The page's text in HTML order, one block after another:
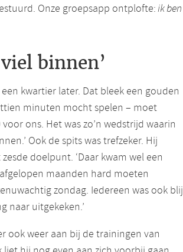
Onze groepsapp ontplofte:ik ben
binnen’
kwartier later. Dat bleek een gouden
minuten mocht spelen – moet
ons. Het was zo’n wedstrijd waarin
Ook de spits was trefzeker. Hij
doelpunt. ‘Daar kwam wel een
maanden hard moeten
zondag. Iedereen was ook blij
naar uitgekeken.’
ook weer aan bij de trainingen van